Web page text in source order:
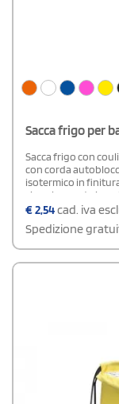
Sacca frigo per
Sacca frigo con
con corda
isotermico in
singolarmente in
€2,54cad. iva
Spedizione